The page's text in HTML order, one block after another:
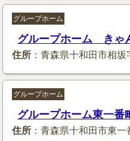
グループホーム
グループホーム きゃ
住所 ：青森県十和田市相坂
グループホーム
グループホーム東一番
住所 ：青森県十和田市東